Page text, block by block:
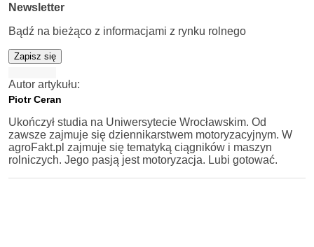
Newsletter
Bądź na bieżąco z informacjami z rynku rolnego
Zapisz się
Autor artykułu:
Piotr Ceran
Ukończył studia na Uniwersytecie Wrocławskim. Od
zawsze zajmuje się dziennikarstwem motoryzacyjnym. W
agroFakt.pl zajmuje się tematyką ciągników i maszyn
rolniczych. Jego pasją jest motoryzacja. Lubi gotować.